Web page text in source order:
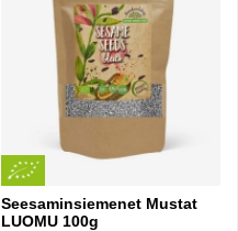
Seesaminsiemenet Mustat
LUOMU 100g